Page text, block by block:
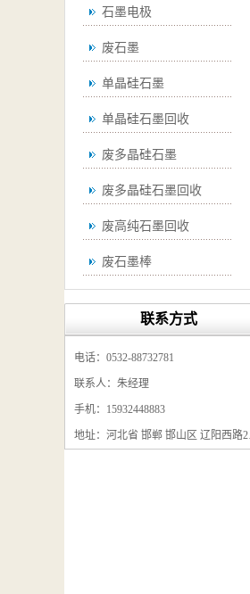
石墨电极
废石墨
单晶硅石墨
单晶硅石墨回收
废多晶硅石墨
废多晶硅石墨回收
废高纯石墨回收
废石墨棒
废石墨换热器回收
石墨粉回收
石墨换热器回收
联系方式
电话：0532-88732781
联系人：朱经理
手机：15932448883
地址：河北省 邯郸 邯山区 辽阳西路295号